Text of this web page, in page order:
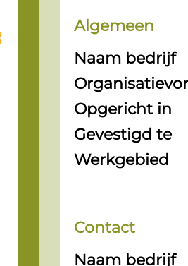
Algemeen
Naam bedrijf
Opgericht in
Gevestigd te
Werkgebied
Contact
Naam bedrijf